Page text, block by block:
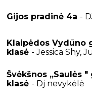
Gijos pradinė 4a -
Klaipėdos Vydūno
klasė - Jessica Shy,
Švėkšnos ,,Saulės
klasė - Dj nevykėlė